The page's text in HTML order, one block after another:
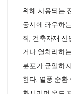
위해 사용되는
동시에 좌우하
직, 건축자재
거나 열처리하
분포가 균일하
한다. 열풍 순환